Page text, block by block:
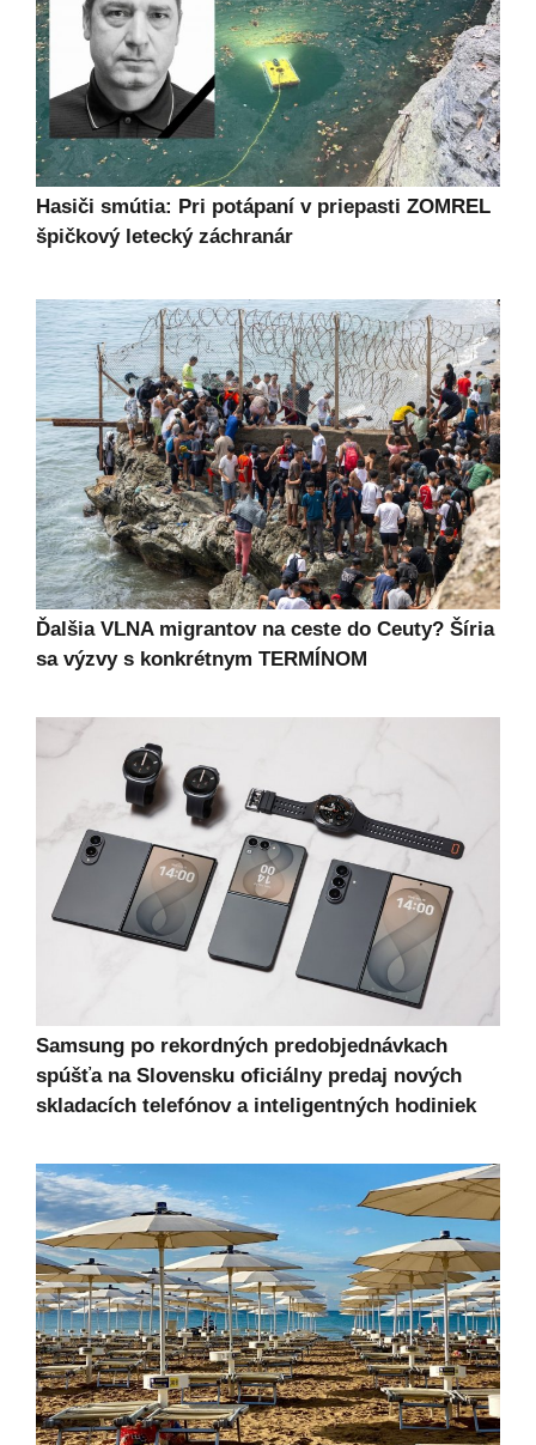
Hasiči smútia: Pri potápaní v priepasti ZOMREL
špičkový letecký záchranár
Ďalšia VLNA migrantov na ceste do Ceuty? Šíria
sa výzvy s konkrétnym TERMÍNOM
Samsung po rekordných predobjednávkach
spúšťa na Slovensku oficiálny predaj nových
skladacích telefónov a inteligentných hodiniek